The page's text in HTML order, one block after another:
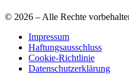
© 2026 – Alle Rechte
Impressum
Haftungsausschluss
Cookie-Richtlinie
Datenschutzerklärung